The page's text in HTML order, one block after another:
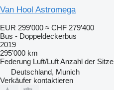
Van Hool Astromega
EUR 299’000 ≈ CHF 279’400
Bus - Doppeldeckerbus
2019
295’000 km
Federung Luft/LuftAnzahl der Sitze
Deutschland, Munich
Verkäufer kontaktieren